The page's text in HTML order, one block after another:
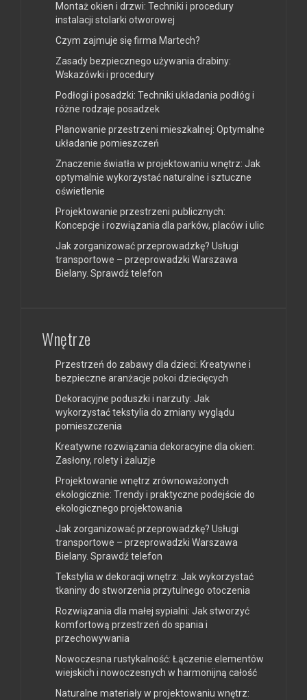
Montaż okien i drzwi: Techniki i procedury
instalacji stolarki otworowej
Czym zajmuje się firma Martech?
Zasady bezpiecznego używania drabiny:
Wskazówki i procedury
Podłogi i posadzki: Techniki układania podłóg i
różne rodzaje posadzek
Planowanie przestrzeni mieszkalnej: Optymalne
układanie pomieszczeń
Znaczenie światła w projektowaniu wnętrz: Jak
optymalnie wykorzystać naturalne i sztuczne
oświetlenie
Projektowanie przestrzeni publicznych:
Koncepcje i rozwiązania dla parków, placów i ulic
Jak zorganizować przeprowadzkę? Usługi
transportowe – przeprowadzki Warszawa
Bielany. Sprawdź telefon
Wnętrze
Przestrzeń do zabawy dla dzieci: Kreatywne i
bezpieczne aranżacje pokoi dziecięcych
Dekoracyjne poduszki i narzuty: Jak
wykorzystać tekstylia do zmiany wyglądu
pomieszczenia
Kreatywne rozwiązania dekoracyjne dla okien:
Zasłony, rolety i żaluzje
Projektowanie wnętrz zrównoważonych
ekologicznie: Trendy i praktyczne podejście do
ekologicznego projektowania
Jak zorganizować przeprowadzkę? Usługi
transportowe – przeprowadzki Warszawa
Bielany. Sprawdź telefon
Tekstylia w dekoracji wnętrz: Jak wykorzystać
tkaniny do stworzenia przytulnego otoczenia
Rozwiązania dla małej sypialni: Jak stworzyć
komfortową przestrzeń do spania i
przechowywania
Nowoczesna rustykalność: Łączenie elementów
wiejskich i nowoczesnych w harmonijną całość
Naturalne materiały w projektowaniu wnętrz: